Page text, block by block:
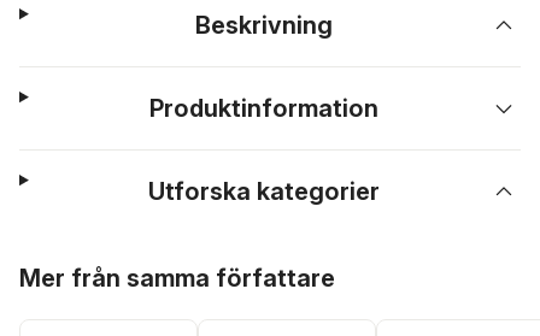
Beskrivning
Produktinformation
Utforska kategorier
Mer från samma författare